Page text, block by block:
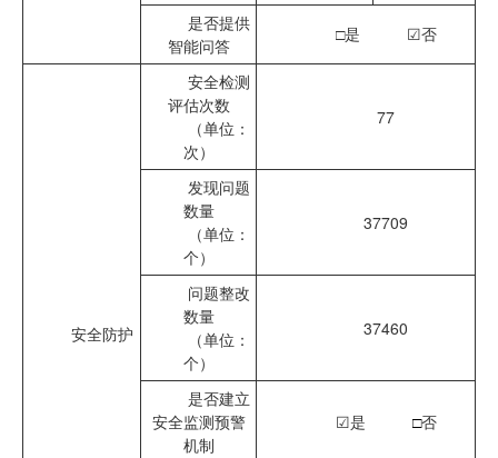
是否提供
智能问答
□是 ☑否
安全防护
安全检测
评估次数
（单位：
次）
77
发现问题
数量
（单位：
个）
37709
问题整改
数量
（单位：
个）
37460
是否建立
安全监测预警
机制
☑是 □否